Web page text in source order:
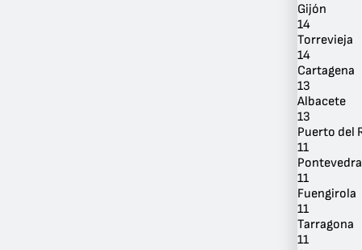
Gijón
14
Torrevieja
14
Cartagena
13
Albacete
13
Puerto del
11
Pontevedra
11
Fuengirola
11
Tarragona
11